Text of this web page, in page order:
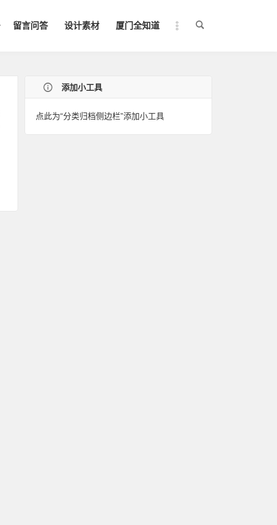
留言问答 设计素材 厦门全知道
添加小工具
点此为“分类归档侧边栏”添加小工具